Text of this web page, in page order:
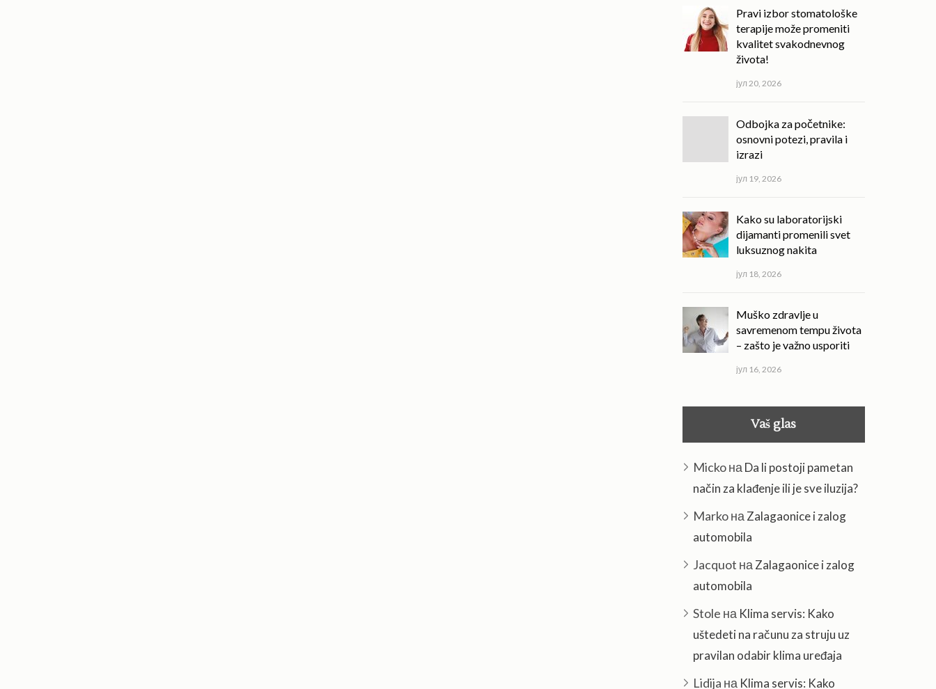
Pravi izbor stomatološke
terapije može promeniti
kvalitet svakodnevnog
života!
јул 20, 2026
Odbojka za početnike:
osnovni potezi, pravila i
izrazi
јул 19, 2026
Kako su laboratorijski
dijamanti promenili svet
luksuznog nakita
јул 18, 2026
Muško zdravlje u
savremenom tempu života
– zašto je važno usporiti
јул 16, 2026
Vaš glas
Mickoна Da li postoji pametan
način za klađenje ili je sve iluzija?
Markoна Zalagaonice i zalog
automobila
Jacquot на Zalagaonice i zalog
automobila
Stole на Klima servis: Kako
uštedeti na računu za struju uz
pravilan odabir klima uređaja
Lidija на Klima servis: Kako